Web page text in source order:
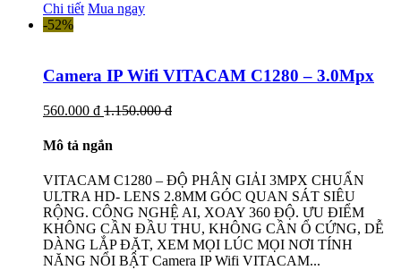
Chi tiết Mua ngay
-52%
Camera IP Wifi VITACAM C1280 – 3.0Mpx
560.000 đ 1.150.000 đ
Mô tả ngắn
VITACAM C1280 – ĐỘ PHÂN GIẢI 3MPX CHUẨN
ULTRA HD- LENS 2.8MM GÓC QUAN SÁT SIÊU
RỘNG. CÔNG NGHỆ AI, XOAY 360 ĐỘ. ƯU ĐIỂM
KHÔNG CẦN ĐẦU THU, KHÔNG CẦN Ổ CỨNG, DỄ
DÀNG LẮP ĐẶT, XEM MỌI LÚC MỌI NƠI TÍNH
NĂNG NỔI BẬT Camera IP Wifi VITACAM...